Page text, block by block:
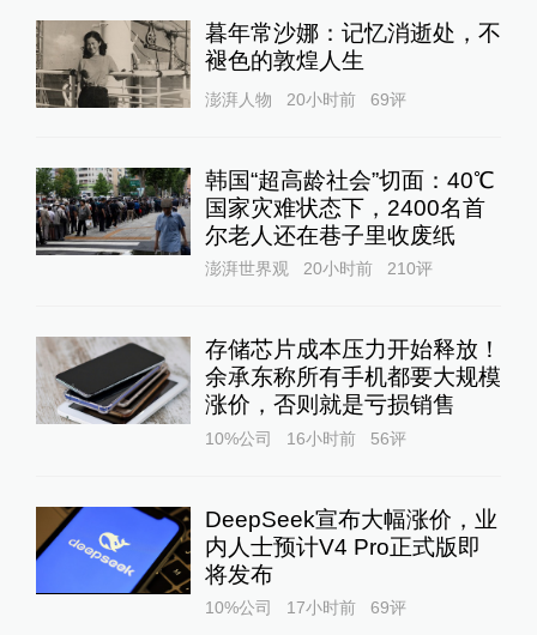
暮年常沙娜：记忆消逝处，不
褪色的敦煌人生
澎湃人物 20小时前 69评
韩国“超高龄社会”切面：40℃
国家灾难状态下，2400名首
尔老人还在巷子里收废纸
澎湃世界观 20小时前 210评
存储芯片成本压力开始释放！
余承东称所有手机都要大规模
涨价，否则就是亏损销售
10%公司 16小时前 56评
DeepSeek宣布大幅涨价，业
内人士预计V4 Pro正式版即
将发布
10%公司 17小时前 69评